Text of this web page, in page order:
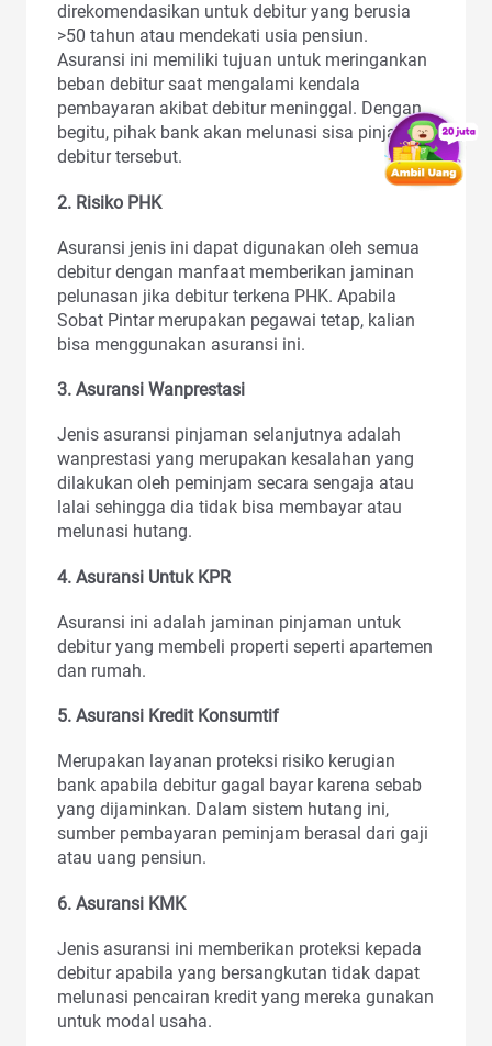
direkomendasikan untuk debitur yang berusia
>50 tahun atau mendekati usia pensiun.
Asuransi ini memiliki tujuan untuk meringankan
beban debitur saat mengalami kendala
pembayaran akibat debitur meninggal. Dengan
begitu, pihak bank akan melunasi sisa pinjaman
debitur tersebut.
2. Risiko PHK
Asuransi jenis ini dapat digunakan oleh semua
debitur dengan manfaat memberikan jaminan
pelunasan jika debitur terkena PHK. Apabila
Sobat Pintar merupakan pegawai tetap, kalian
bisa menggunakan asuransi ini.
3. Asuransi Wanprestasi
Jenis asuransi pinjaman selanjutnya adalah
wanprestasi yang merupakan kesalahan yang
dilakukan oleh peminjam secara sengaja atau
lalai sehingga dia tidak bisa membayar atau
melunasi hutang.
4. Asuransi Untuk KPR
Asuransi ini adalah jaminan pinjaman untuk
debitur yang membeli properti seperti apartemen
dan rumah.
5. Asuransi Kredit Konsumtif
Merupakan layanan proteksi risiko kerugian
bank apabila debitur gagal bayar karena sebab
yang dijaminkan. Dalam sistem hutang ini,
sumber pembayaran peminjam berasal dari gaji
atau uang pensiun.
6. Asuransi KMK
Jenis asuransi ini memberikan proteksi kepada
debitur apabila yang bersangkutan tidak dapat
melunasi pencairan kredit yang mereka gunakan
untuk modal usaha.